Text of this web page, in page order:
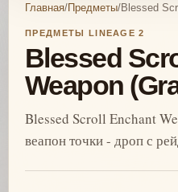
Главная/Предметы/Blessed
ПРЕДМЕТЫ LINEAGE 2
Blessed
Weapon
Blessed Scroll Enchant
веапон точки - дроп с